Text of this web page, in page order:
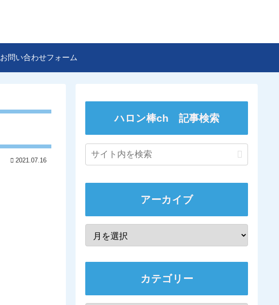
お問い合わせフォーム
2021.07.16
ハロン棒ch 記事検索
アーカイブ
カテゴリー